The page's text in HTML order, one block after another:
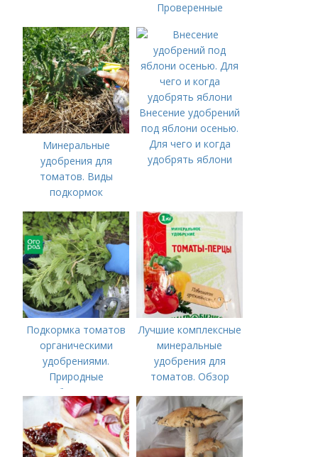
Проверенные
минеральные
удобрения
Минеральные
удобрения для
томатов. Виды
подкормок
Внесение удобрений
под яблони осенью.
Для чего и когда
удобрять яблони
Подкормка томатов
органическими
удобрениями.
Природные
удобрения для
подкормки "по листу"
Лучшие комплексные
минеральные
удобрения для
томатов. Обзор
удобрений для
томатов: правила
внесения в почву